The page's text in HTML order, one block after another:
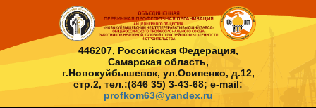
446207, Российская Федерация,
Самарская область,
г.Новокуйбышевск, ул.Осипенко, д.12,
стр.2, тел.:(846 35) 3-43-68; e-mail:
profkom63@yandex.ru